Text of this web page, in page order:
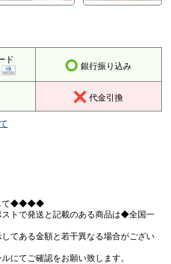
ド
銀行振り込み
代金引換
て◆◆◆◆
トで発送と記載のある商品は◆全国一
てある金額と若干異なる場合がござい
にてご確認をお願い致します。